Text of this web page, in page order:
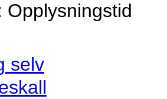
Opplysningstid
selv